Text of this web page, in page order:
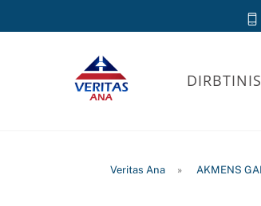
to
Veritas Ana » AKMENS